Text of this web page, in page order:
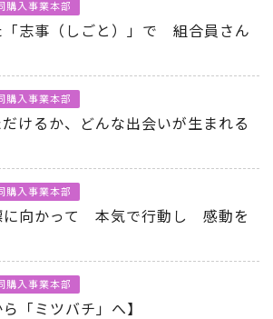
購入事業本部
「志事（しごと）」で 組合員さん
購入事業本部
だけるか、どんな出会いが生まれる
購入事業本部
に向かって 本気で行動し 感動を
購入事業本部
「ミツバチ」へ】